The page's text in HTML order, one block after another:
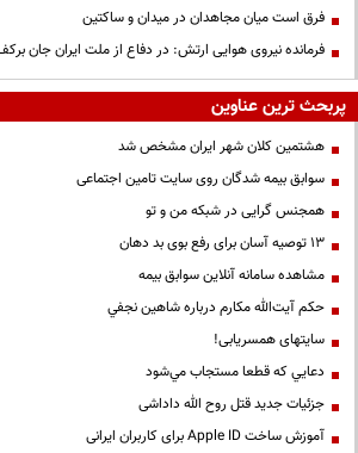
فرق است میان مجاهدان در میدان و ساکتین
فرمانده نیروی هوایی ارتش: در دفاع از ملت ایران جان
پربحث ترین عناوین
هشتمین کلان شهر ایران مشخص شد
سوابق بیمه شدگان روی سایت تامین اجتماعی
همجنس گرایی در شبکه من و تو
13 توصیه آسان برای رفع بوی بد دهان
مشاهده سامانه آنلاين سوابق بیمه
حكم آيت‌الله مكارم درباره شاهين نجفي
سایتهای همسریابی!
دعايي كه قطعا مستجاب مي‌شود
جزئیات جدید قتل روح الله داداشی
آموزش ساخت Apple ID برای کاربران ایرانی